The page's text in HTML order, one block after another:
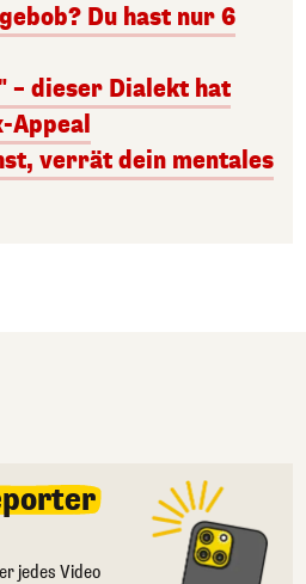
Du hast nur 6
– dieser Dialekt hat
Appeal
verrät dein mentales
jedes Video